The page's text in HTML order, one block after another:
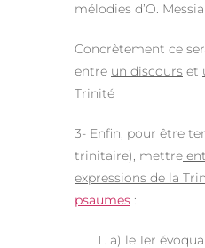
mélodies d’O.
Concrètement ce
entre un discours et
Trinité
3- Enfin, pour être
trinitaire), mettre
expressions de la
psaumes :
a) le 1er